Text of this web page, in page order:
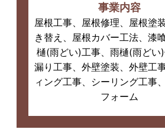
事業内容
屋根工事、屋根修理、屋根塗
き替え、屋根カバー工法、漆
樋(雨どい)工事、雨樋(雨どい
漏り工事、外壁塗装、外壁工
ィング工事、シーリング工事
フォーム